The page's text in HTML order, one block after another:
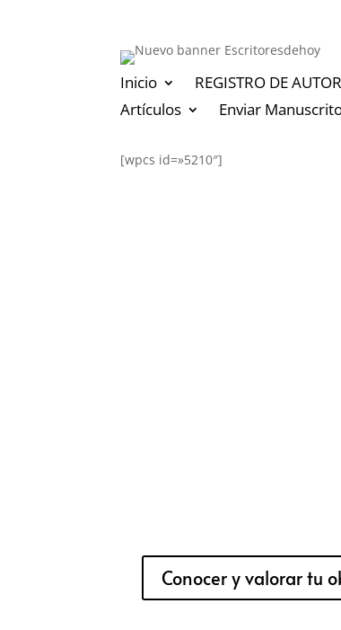
Inicio REGISTRO DE
Artículos
Enviar
[wpcs id=»5210″]
Conocer y valorar tu